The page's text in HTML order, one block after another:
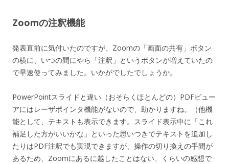
Zoomの注釈機能
発表直前に気付いたのですが、Zoomの「画面の共有」ボタン
の横に、いつの間にやら「注釈」というボタンが増えていたの
で早速使ってみました。いかがでしたでしょうか。
PowerPointスライドと違い（おそらくほとんどの）PDFビュー
アにはレーザポインタ機能がないので、助かりますね。（他機
能として、テキストも表示できます。スライド表示中に「これ
補足した方がいいかな」といった思いつきでテキストを追加し
たりはPDF注釈でも実現できますが、操作の切り換えの手間が
あるため、Zoomにあるに越したことはない、くらいの感想で